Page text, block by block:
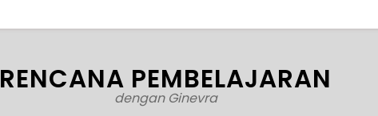
RENCANA PEMBELAJARAN
dengan Ginevra